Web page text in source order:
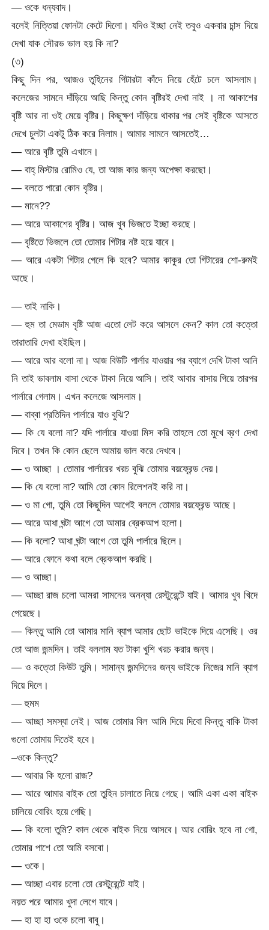
— ওকে ধন্যবাদ।
বলেই নিত্তিয়া ফোনটা কেটে দিলো। যদিও ইচ্ছা নেই তবুও একবার চান্স দিয়ে
দেখা যাক সৌরভ ভাল হয় কি না?
(৩)
কিছু দিন পর, আজও তুহিনের গিটারটা কাঁদে নিয়ে হেঁটে চলে আসলাম।
কলেজের সামনে দাঁড়িয়ে আছি কিন্তু কোন বৃষ্টিরই দেখা নাই । না আকাশের
বৃষ্টি আর না ওই মেয়ে বৃষ্টির। কিছুক্ষণ দাঁড়িয়ে থাকার পর সেই বৃষ্টিকে আসতে
দেখে চুলটা একটু ঠিক করে নিলাম। আমার সামনে আসতেই…
— আরে বৃষ্টি তুমি এখানে।
— বাহ্ মিস্টার রোমিও যে, তা আজ কার জন্য অপেক্ষা করছো।
— বলতে পারো কোন বৃষ্টির।
— মানে??
— আরে আকাশের বৃষ্টির। আজ খুব ভিজতে ইচ্ছা করছে।
— বৃষ্টিতে ভিজলে তো তোমার গিটার নষ্ট হয়ে যাবে।
— আরে একটা গিটার গেলে কি হবে? আমার কাকুর তো গিটারের শো-রুমই
আছে।
— তাই নাকি।
— হুম তা মেডাম বৃষ্টি আজ এতো লেট করে আসলে কেন? কাল তো কত্তো
তারাতারি দেখা হইছিল।
— আরে আর বলো না। আজ বিউটি পার্লার যাওয়ার পর ব্যাগে দেখি টাকা আনি
নি তাই ভাবলাম বাসা থেকে টাকা নিয়ে আসি। তাই আবার বাসায় গিয়ে তারপর
পার্লারে গেলাম। এখন কলেজে আসলাম।
— বাব্বা প্রতিদিন পার্লারে যাও বুঝি?
— কি যে বলো না? যদি পার্লারে যাওয়া মিস করি তাহলে তো মুখে ব্রণ দেখা
দিবে। তখন কি কোন ছেলে আমায় ভাল করে দেখবে।
— ও আচ্ছা । তোমার পার্লারের খরচ বুঝি তোমার বয়ফ্রেন্ড দেয়।
— কি যে বলো না? আমি তো কোন রিলেশনই করি না।
— ও মা গো, তুমি তো কিছুদিন আগেই বললে তোমার বয়ফ্রেন্ড আছে।
— আরে আধা ঘন্টা আগে তো আমার ব্রেকআপ হলো।
— কি বলো? আধা ঘন্টা আগে তো তুমি পার্লারে ছিলে।
— আরে ফোনে কথা বলে ব্রেকআপ করছি।
— ও আচ্ছা।
— আচ্ছা রাজ চলো আমরা সামনের অনন্যা রেস্টুরেন্টে যাই। আমার খুব খিদে
পেয়েছে।
— কিন্তু আমি তো আমার মানি ব্যাগ আমার ছোট ভাইকে দিয়ে এসেছি। ওর
তো আজ জন্মদিন। তাই বললাম যত টাকা খুশি খরচ করার জন্য।
— ও কত্তো কিউট তুমি। সামান্য জন্মদিনের জন্য ভাইকে নিজের মানি ব্যাগ
দিয়ে দিলে।
— হুমম
— আচ্ছা সমস্যা নেই। আজ তোমার বিল আমি দিয়ে দিবো কিন্তু বাকি টাকা
গুলো তোমায় দিতেই হবে।
–ওকে কিন্তু?
— আবার কি হলো রাজ?
— আরে আমার বাইক তো তুহিন চালাতে নিয়ে গেছে। আমি একা একা বাইক
চালিয়ে বোরিং হয়ে গেছি।
— কি বলো তুমি? কাল থেকে বাইক নিয়ে আসবে। আর বোরিং হবে না গো,
তোমার পাশে তো আমি বসবো।
— ওকে।
— আচ্ছা এবার চলো তো রেস্টুরেন্টে যাই।
নয়ত পরে আমার খুদা লেগে যাবে।
— হা হা হা ওকে চলো বাবু।